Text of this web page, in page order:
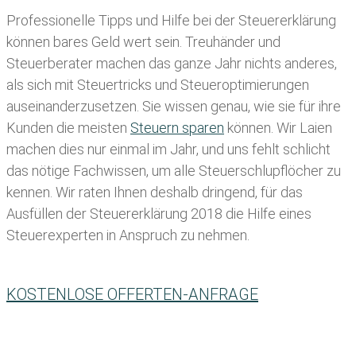
Professionelle Tipps und Hilfe bei der Steuererklärung
können bares Geld wert sein. Treuhänder und
Steuerberater machen das ganze Jahr nichts anderes,
als sich mit Steuertricks und Steueroptimierungen
auseinanderzusetzen. Sie wissen genau, wie sie für ihre
Kunden die meisten Steuern sparen können. Wir Laien
machen dies nur einmal im Jahr, und uns fehlt schlicht
das nötige Fachwissen, um alle Steuerschlupflöcher zu
kennen. Wir raten Ihnen deshalb dringend, für das
Ausfüllen der Steuererklärung 2018 die Hilfe eines
Steuerexperten in Anspruch zu nehmen.
KOSTENLOSE OFFERTEN-ANFRAGE